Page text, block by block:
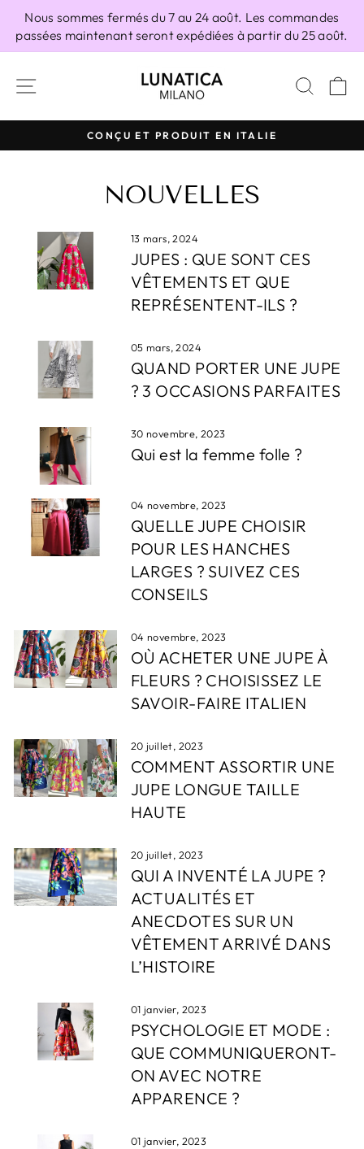
contenu
Nous sommes fermés du 7 au 24 août. Les commandes
passées maintenant seront expédiées à partir du 25 août.
Diaporama
CONÇU ET PRODUIT EN ITALIE
NOUVELLES
13 mars, 2024
JUPES : QUE SONT CES
VÊTEMENTS ET QUE
REPRÉSENTENT-ILS ?
05 mars, 2024
QUAND PORTER UNE JUPE
? 3 OCCASIONS PARFAITES
30 novembre, 2023
Qui est la femme folle ?
04 novembre, 2023
QUELLE JUPE CHOISIR
POUR LES HANCHES
LARGES ? SUIVEZ CES
CONSEILS
04 novembre, 2023
OÙ ACHETER UNE JUPE À
FLEURS ? CHOISISSEZ LE
SAVOIR-FAIRE ITALIEN
20 juillet, 2023
COMMENT ASSORTIR UNE
JUPE LONGUE TAILLE
HAUTE
20 juillet, 2023
QUI A INVENTÉ LA JUPE ?
ACTUALITÉS ET
ANECDOTES SUR UN
VÊTEMENT ARRIVÉ DANS
L’HISTOIRE
01 janvier, 2023
PSYCHOLOGIE ET ​​MODE :
QUE COMMUNIQUERONT-
ON AVEC NOTRE
APPARENCE ?
01 janvier, 2023